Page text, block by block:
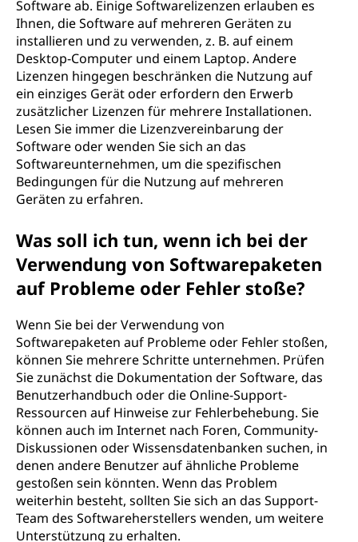
Software ab. Einige Softwarelizenzen erlauben es
Ihnen, die Software auf mehreren Geräten zu
installieren und zu verwenden, z. B. auf einem
Desktop-Computer und einem Laptop. Andere
Lizenzen hingegen beschränken die Nutzung auf
ein einziges Gerät oder erfordern den Erwerb
zusätzlicher Lizenzen für mehrere Installationen.
Lesen Sie immer die Lizenzvereinbarung der
Software oder wenden Sie sich an das
Softwareunternehmen, um die spezifischen
Bedingungen für die Nutzung auf mehreren
Geräten zu erfahren.
Was soll ich tun, wenn ich bei der
Verwendung von Softwarepaketen
auf Probleme oder Fehler stoße?
Wenn Sie bei der Verwendung von
Softwarepaketen auf Probleme oder Fehler stoßen,
können Sie mehrere Schritte unternehmen. Prüfen
Sie zunächst die Dokumentation der Software, das
Benutzerhandbuch oder die Online-Support-
Ressourcen auf Hinweise zur Fehlerbehebung. Sie
können auch im Internet nach Foren, Community-
Diskussionen oder Wissensdatenbanken suchen, in
denen andere Benutzer auf ähnliche Probleme
gestoßen sein könnten. Wenn das Problem
weiterhin besteht, sollten Sie sich an das Support-
Team des Softwareherstellers wenden, um weitere
Unterstützung zu erhalten.